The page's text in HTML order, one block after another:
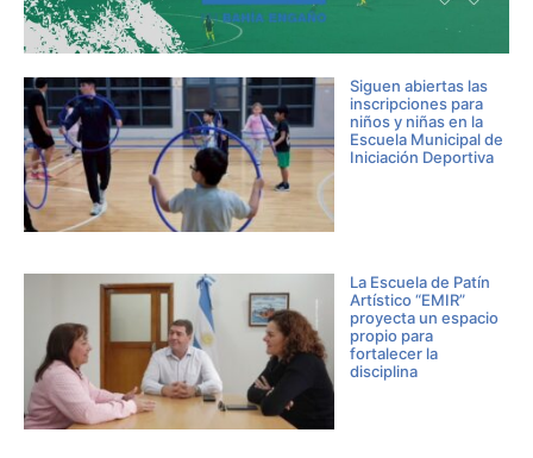
Siguen abiertas las
inscripciones para
niños y niñas en la
Escuela Municipal de
Iniciación Deportiva
La Escuela de Patín
Artístico “EMIR”
proyecta un espacio
propio para
fortalecer la
disciplina